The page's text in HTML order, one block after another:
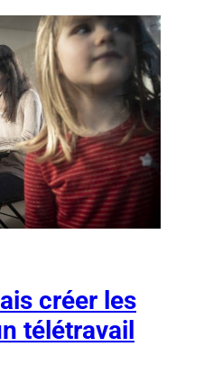
créer les
télétravail